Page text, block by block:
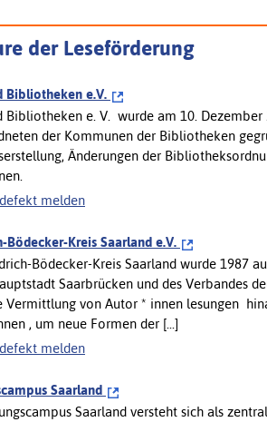
der Leseförderung
Bibliotheken e.V.
Bibliotheken e. V. wurde am 10.
der Kommunen der Bibliotheken
Änderungen der
melden
Bödecker-Kreis Saarland e.V.
Bödecker-Kreis Saarland wurde 1987
Saarbrücken und des Verbandes
Vermittlung von Autor * innen lesungen
, um neue Formen der [...]
melden
Saarland
Saarland versteht sich als